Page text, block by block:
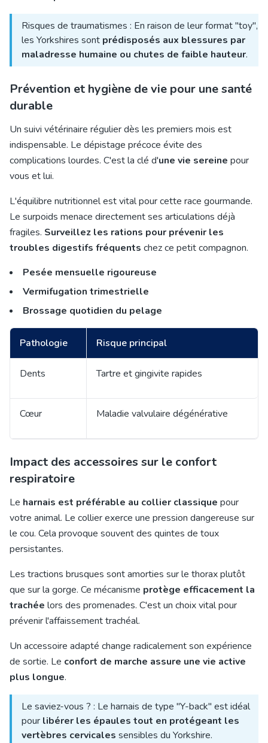
Risques de traumatismes : En raison de leur format "toy",
les Yorkshires sont prédisposés aux blessures par
maladresse humaine ou chutes de faible hauteur.
Prévention et hygiène de vie pour une santé
durable
Un suivi vétérinaire régulier dès les premiers mois est
indispensable. Le dépistage précoce évite des
complications lourdes. C'est la clé d'une vie sereine pour
vous et lui.
L'équilibre nutritionnel est vital pour cette race gourmande.
Le surpoids menace directement ses articulations déjà
fragiles. Surveillez les rations pour prévenir les
troubles digestifs fréquents chez ce petit compagnon.
Pesée mensuelle rigoureuse
Vermifugation trimestrielle
Brossage quotidien du pelage
Pathologie Risque principal
Dents Tartre et gingivite rapides
Cœur Maladie valvulaire dégénérative
Impact des accessoires sur le confort
respiratoire
Le harnais est préférable au collier classique pour
votre animal. Le collier exerce une pression dangereuse sur
le cou. Cela provoque souvent des quintes de toux
persistantes.
Les tractions brusques sont amorties sur le thorax plutôt
que sur la gorge. Ce mécanisme protège efficacement la
trachée lors des promenades. C'est un choix vital pour
prévenir l'affaissement trachéal.
Un accessoire adapté change radicalement son expérience
de sortie. Le confort de marche assure une vie active
plus longue.
Le saviez-vous ? : Le harnais de type "Y-back" est idéal
pour libérer les épaules tout en protégeant les
vertèbres cervicales sensibles du Yorkshire.